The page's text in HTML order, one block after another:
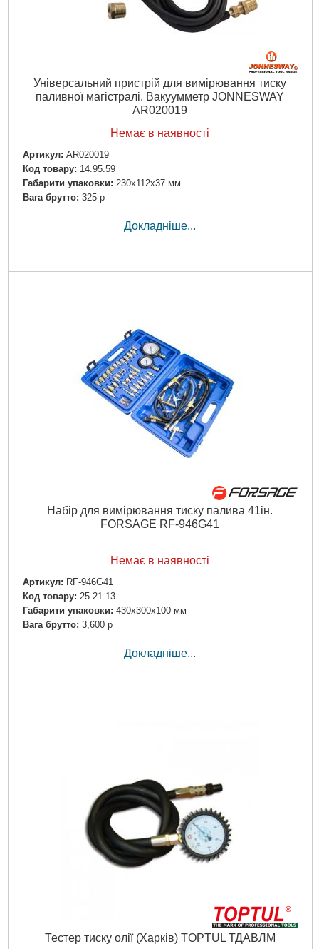
Універсальний пристрій для вимірювання тиску
паливної магістралі. Вакуумметр JONNESWAY
AR020019
Немає в наявності
Артикул: AR020019
Код товару: 14.95.59
Габарити упаковки: 230x112x37 мм
Вага брутто: 325 р
Докладніше...
Набір для вимірювання тиску палива 41ін.
FORSAGE RF-946G41
Немає в наявності
Артикул: RF-946G41
Код товару: 25.21.13
Габарити упаковки: 430x300x100 мм
Вага брутто: 3,600 р
Докладніше...
Тестер тиску олії (Харків) TOPTUL ТДАВЛМ